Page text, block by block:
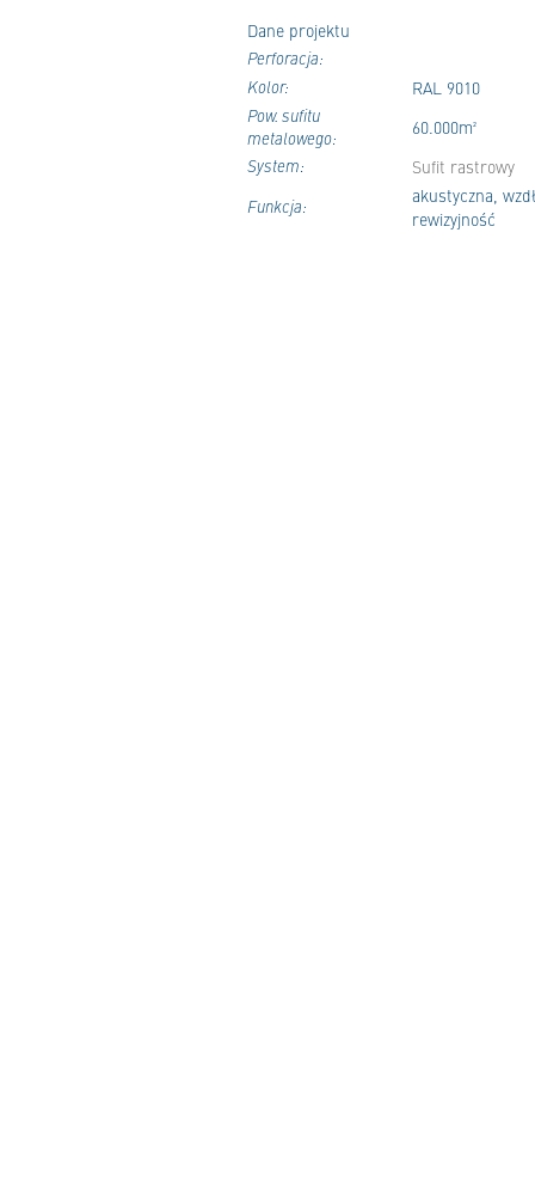
Dane projektu
Perforacja:
Kolor:
RAL 9010
Pow. sufitu
metalowego:
60.000m²
System: Sufit rastrowy
Funkcja:
akustyczna,
rewizyjność